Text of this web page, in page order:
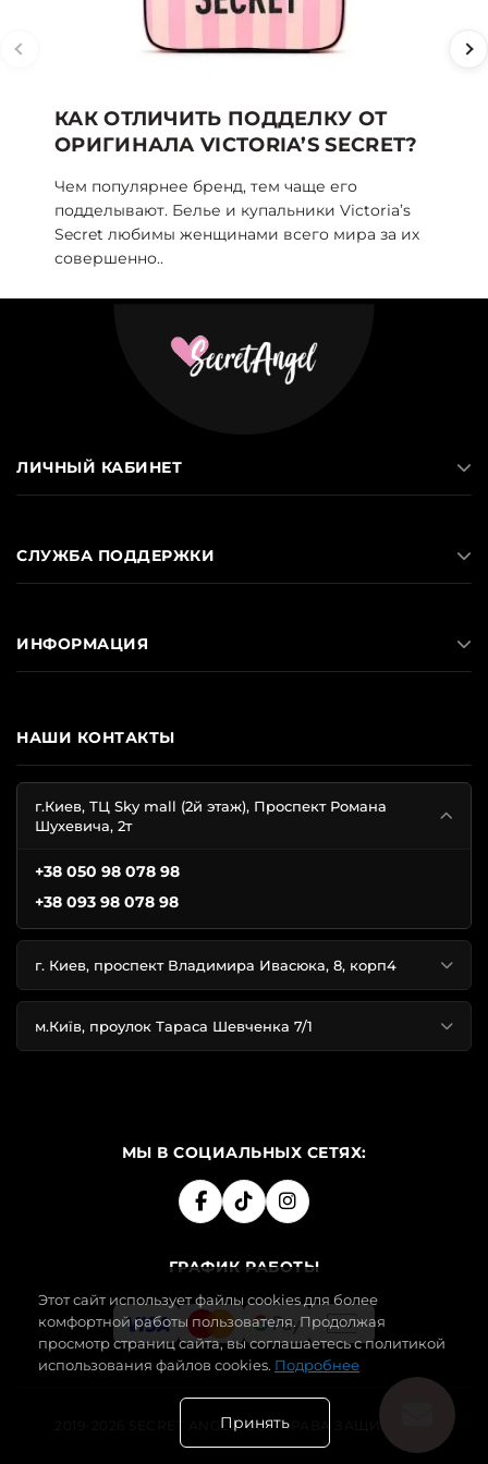
КАК ОТЛИЧИТЬ ПОДДЕЛКУ ОТ
ОРИГИНАЛА VICTORIA’S SECRET?
Чем популярнее бренд, тем чаще его
подделывают. Белье и купальники Victoria’s
Secret любимы женщинами всего мира за их
совершенно..
НАШИ КОНТАКТЫ
г.Киев, ТЦ Sky mall (2й этаж), Проспект Романа
Шухевича, 2т
+38 050 98 078 98
+38 093 98 078 98
г. Киев, проспект Владимира Ивасюка, 8, корп4
м.Київ, проулок Тараса Шевченка 7/1
ЛИЧНЫЙ КАБИНЕТ
СЛУЖБА ПОДДЕРЖКИ
ИНФОРМАЦИЯ
МЫ В СОЦИАЛЬНЫХ СЕТЯХ:
ГРАФИК РАБОТЫ
2019-2026 SECRET ANGEL. ВСЕ ПРАВА ЗАЩИЩЕНЫ.
Этот сайт использует файлы cookies для более
комфортной работы пользователя. Продолжая
просмотр страниц сайта, вы соглашаетесь с политикой
использования файлов cookies. Подробнее
Принять